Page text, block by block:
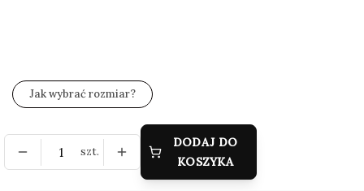
Jak wybrać rozmiar?
szt.
DODAJ DO
KOSZYKA